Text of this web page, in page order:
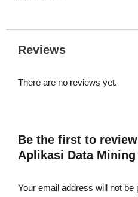
Reviews
There are no reviews yet.
Be the first to
Aplikasi Data Mining
Your email address will not be